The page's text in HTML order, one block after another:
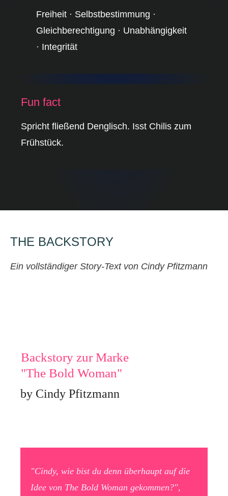
Freiheit · Selbstbestimmung ·
Gleichberechtigung · Unabhängigkeit
· Integrität
Fun fact
Spricht fließend Denglisch. Isst Chilis zum
Frühstück.
THE BACKSTORY
Ein vollständiger Story-Text von Cindy Pfitzmann
Backstory zur Marke
"The Bold Woman"
by Cindy Pfitzmann
"Cindy, wie bist du denn überhaupt auf die
Idee von The Bold Woman gekommen?",